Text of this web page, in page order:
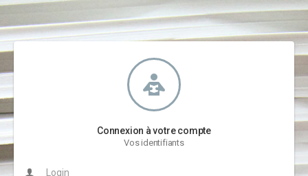
Connexion à votre compte
Vos identifiants